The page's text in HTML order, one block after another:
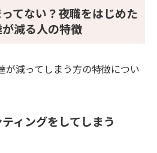
てない？夜職をはじめた
減る人の特徴
が減ってしまう方の特徴につい
ィングをしてしまう